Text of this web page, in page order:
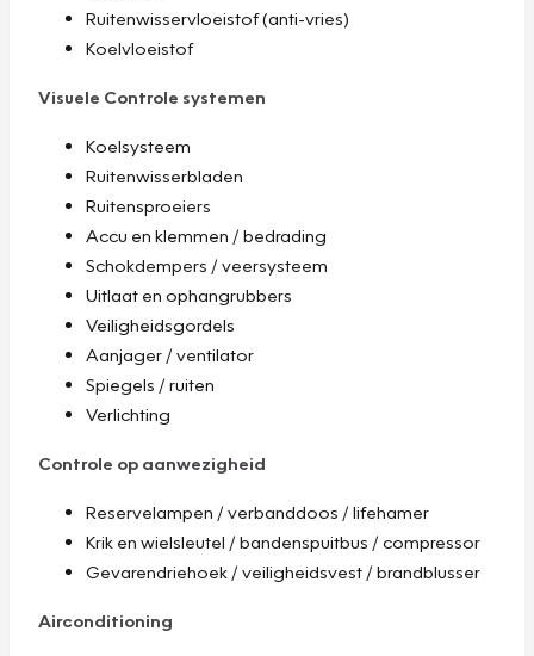
Ruitenwisservloeistof (anti-vries)
Koelvloeistof
Visuele Controle systemen
Koelsysteem
Ruitenwisserbladen
Ruitensproeiers
Accu en klemmen / bedrading
Schokdempers / veersysteem
Uitlaat en ophangrubbers
Veiligheidsgordels
Aanjager / ventilator
Spiegels / ruiten
Verlichting
Controle op aanwezigheid
Reservelampen / verbanddoos / lifehamer
Krik en wielsleutel / bandenspuitbus / compressor
Gevarendriehoek / veiligheidsvest / brandblusser
Airconditioning